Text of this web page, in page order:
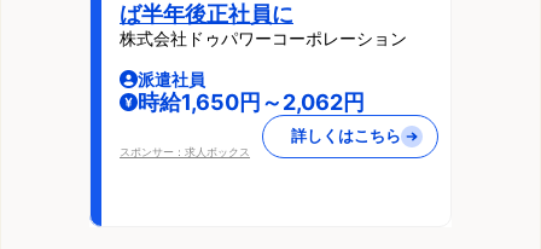
ば半年後正社員に
株式会社ドゥパワーコーポレーション
派遣社員
時給1,650円～2,062円
スポンサー：求人ボックス
詳しくはこちら